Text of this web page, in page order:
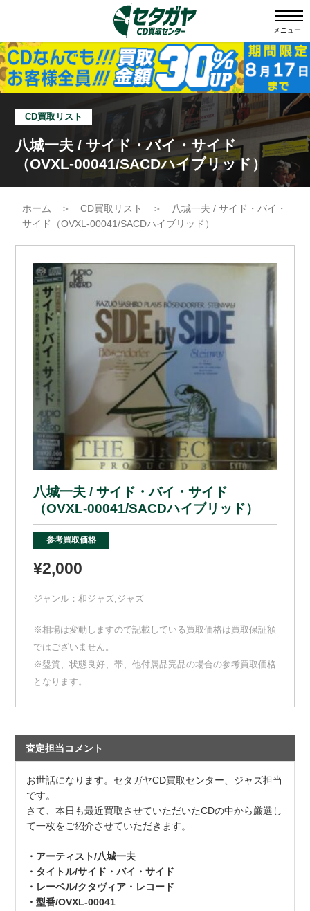
メニュー
CD買取リスト
八城一夫 / サイド・バイ・サイド
（OVXL-00041/SACDハイブリッド）
ホーム ＞ CD買取リスト ＞
八城一夫 / サイド・バイ・
サイド（OVXL-00041/SACDハイブリッド）
八城一夫 / サイド・バイ・サイド
（OVXL-00041/SACDハイブリッド）
参考買取価格
¥2,000
ジャンル：和ジャズ,ジャズ
※相場は変動しますので記載している買取価格は買取保証額
ではございません。
※盤質、状態良好、帯、他付属品完品の場合の参考買取価格
となります。
査定担当コメント
お世話になります。セタガヤCD買取センター、 ジャズ担当
です。
さて、本日も最近買取させていただいたCDの中から厳選し
て一枚をご紹介させていただきます。
・アーティスト/八城一夫
・タイトル/サイド・バイ・サイド
・レーベル/クタヴィア・レコード
・型番/OVXL-00041